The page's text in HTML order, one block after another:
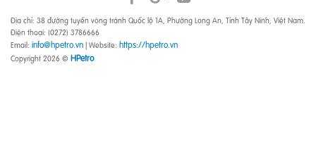
Địa chỉ: 38 đường tuyến vòng tránh Quốc lộ 1A, Phường Long An, Tỉnh Tây Ninh, Việt Nam.
Điện thoại: (0272) 3786666
Email: info@hpetro.vn | Website: https://hpetro.vn
Copyright 2026 © HPetro